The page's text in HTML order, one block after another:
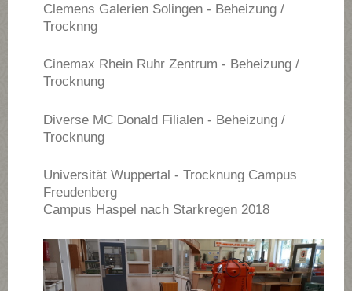
Clemens Galerien Solingen - Beheizung /
Trocknng
Cinemax Rhein Ruhr Zentrum - Beheizung /
Trocknung
Diverse MC Donald Filialen - Beheizung /
Trocknung
Universität Wuppertal - Trocknung Campus
Freudenberg
Campus Haspel nach Starkregen 2018